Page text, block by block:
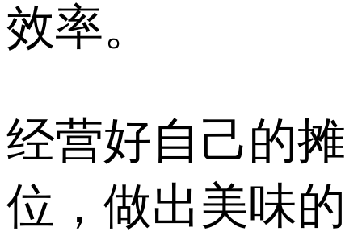
效率。
经营好自己的摊
位，做出美味的